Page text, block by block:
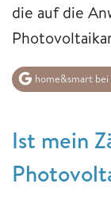
die auf die
home&smart
Ist mein